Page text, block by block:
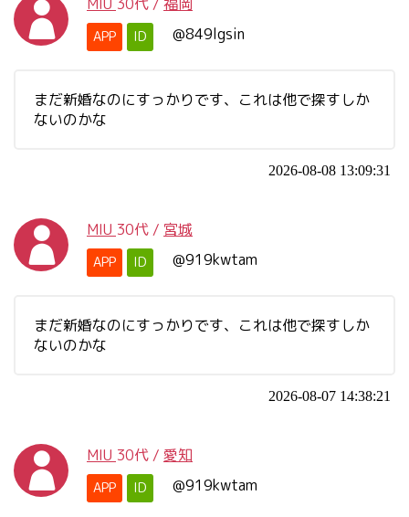
APP ID @849lgsin
まだ新婚なのにすっかりです、これは他で探すしか
ないのかな
2026-08-08 13:09:31
MIU 30代 / 宮城
APP ID @919kwtam
まだ新婚なのにすっかりです、これは他で探すしか
ないのかな
2026-08-07 14:38:21
MIU 30代 / 愛知
APP ID @919kwtam